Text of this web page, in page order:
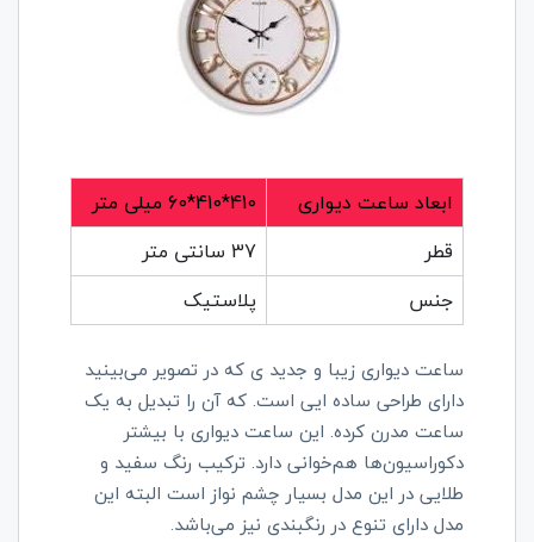
ابعاد ساعت دیواری
410*410*60 میلی متر
قطر
37 سانتی متر
جنس
پلاستیک
ساعت دیواری زیبا و جدید ی که در تصویر می‌بینید
دارای طراحی ساده ایی است. که آن را تبدیل به یک
ساعت مدرن کرده. این ساعت دیواری با بیشتر
دکوراسیون‌ها هم‌خوانی دارد. ترکیب رنگ سفید و
طلایی در این مدل بسیار چشم نواز است البته این
مدل دارای تنوع در رنگبندی نیز می‌باشد.